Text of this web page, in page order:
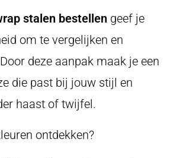
stalen bestellen geef je
om te vergelijken en
deze aanpak maak je een
die past bij jouw stijl en
haast of twijfel.
ontdekken?